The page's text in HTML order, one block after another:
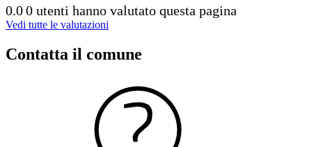
0.00 utenti hanno valutato questa pagina
Vedi tutte le valutazioni
Contatta il comune